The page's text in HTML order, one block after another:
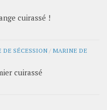
cuirassé !
DE SÉCESSION / MARINE DE
cuirassé